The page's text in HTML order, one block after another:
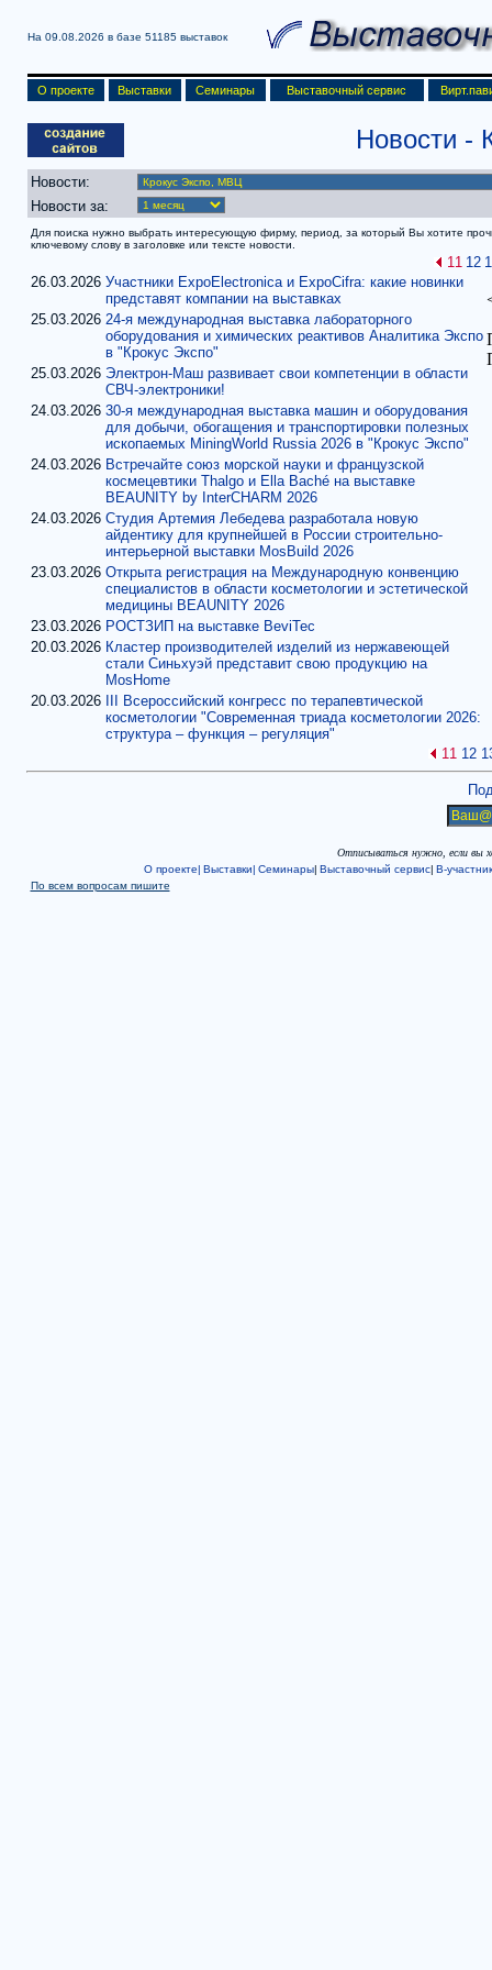
На 09.08.2026 в базе 51185 выставок
О проекте Выставки Семинары Выставочный сервис
Новости -
Новости:
Новости за:
Для поиска нужно выбрать интересующую фирму, период, за который Вы хотите
ключевому слову в заголовке или тексте новости.
11 12
26.03.2026 Участники ExpoElectronica и ExpoCifra: какие новинки
представят компании на выставках
25.03.2026 24-я международная выставка лабораторного
оборудования и химических реактивов Аналитика Экспо
в "Крокус Экспо"
25.03.2026 Электрон-Маш развивает свои компетенции в области
СВЧ-электроники!
24.03.2026 30-я международная выставка машин и оборудования
для добычи, обогащения и транспортировки полезных
ископаемых MiningWorld Russia 2026 в "Крокус Экспо"
24.03.2026 Встречайте союз морской науки и французской
космецевтики Thalgo и Ella Baché на выставке
BEAUNITY by InterCHARM 2026
24.03.2026 Студия Артемия Лебедева разработала новую
айдентику для крупнейшей в России строительно-
интерьерной выставки MosBuild 2026
23.03.2026 Открыта регистрация на Международную конвенцию
специалистов в области косметологии и эстетической
медицины BEAUNITY 2026
23.03.2026 РОСТЗИП на выставке BeviTec
20.03.2026 Кластер производителей изделий из нержавеющей
стали Синьхуэй представит свою продукцию на
MosHome
20.03.2026
III Всероссийский конгресс по терапевтической
косметологии "Современная триада косметологии 2026:
структура – функция – регуляция"
11 12
Отписываться нужно, если вы
О проекте| Выставки| Семинары| Выставочный сервис| В-
По всем вопросам пишите